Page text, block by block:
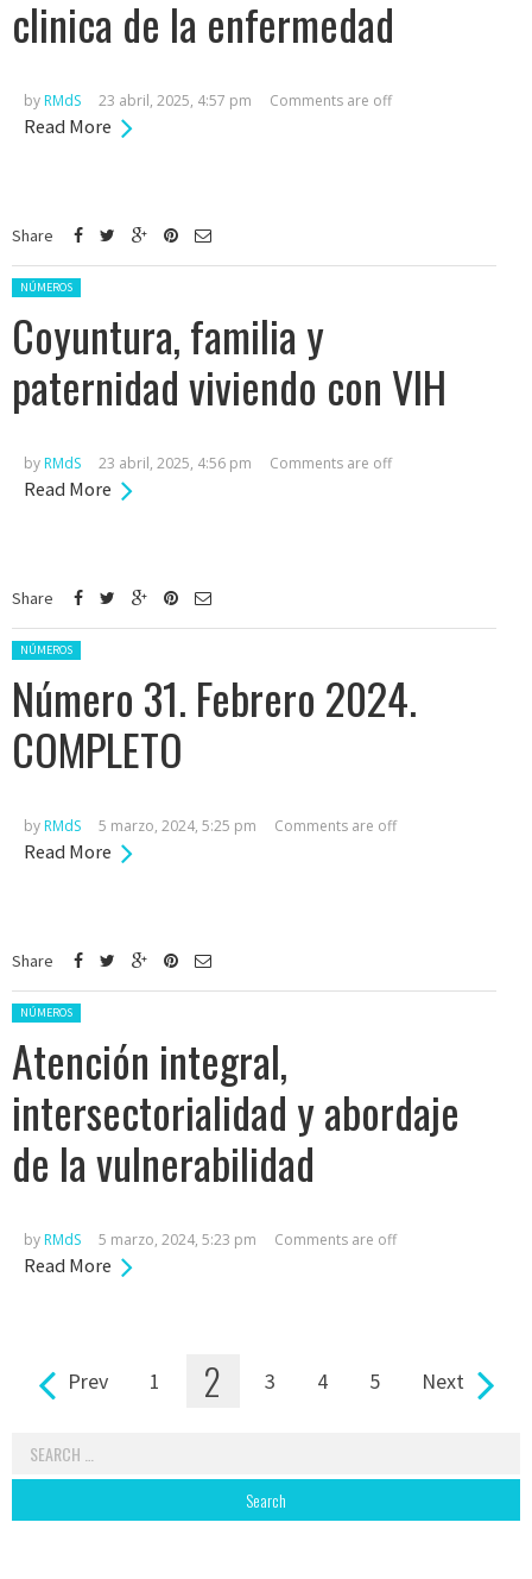
clinica de la enfermedad
by RMdS 23 abril, 2025, 4:57 pm Comments are off
Read More
Share
Posted in:
NÚMEROS
Coyuntura, familia y
paternidad viviendo con VIH
by RMdS 23 abril, 2025, 4:56 pm Comments are off
Read More
Share
Posted in:
NÚMEROS
Número 31. Febrero 2024.
COMPLETO
by RMdS 5 marzo, 2024, 5:25 pm Comments are off
Read More
Share
Posted in:
NÚMEROS
Atención integral,
intersectorialidad y abordaje
de la vulnerabilidad
by RMdS 5 marzo, 2024, 5:23 pm Comments are off
Read More
Pages Prev 1 2 3 4 5 Next
Search
for: